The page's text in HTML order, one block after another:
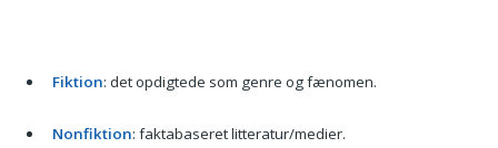
Fiktion: det opdigtede som genre og fænomen.
Nonfiktion: faktabaseret litteratur/medier.